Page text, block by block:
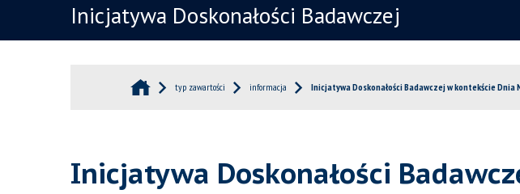
Inicjatywa Doskonałości Badawczej
typ zawartości informacja Inicjatywa Doskonałości Badawczej w kontekście Dnia
Inicjatywa Doskonałości